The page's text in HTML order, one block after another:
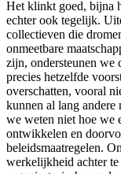
Het klinkt goed, bijna
echter ook tegelijk.
collectieven die
onmeetbare
zijn, ondersteunen we
precies hetzelfde
overschatten, vooral
kunnen al lang andere
we weten niet hoe we
ontwikkelen en
beleidsmaatregelen.
werkelijkheid achter te